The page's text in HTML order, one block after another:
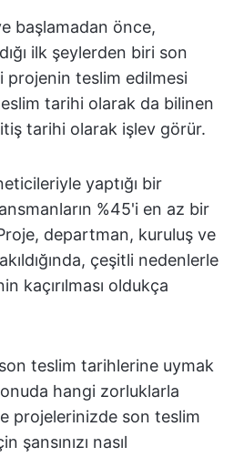
başlamadan önce,
ilk şeylerden biri son
projenin teslim edilmesi
tarihi olarak da bilinen
tarihi olarak işlev görür.
yaptığı bir
%45'i en az bir
departman, kuruluş ve
çeşitli nedenlerle
kaçırılması oldukça
teslim tarihlerine uymak
hangi zorluklarla
projelerinizde son teslim
şansınızı nasıl